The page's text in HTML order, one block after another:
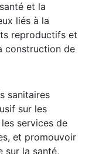
et la
liés à la
reproductifs et
construction de
sanitaires
sur les
services de
et promouvoir
sur la santé,